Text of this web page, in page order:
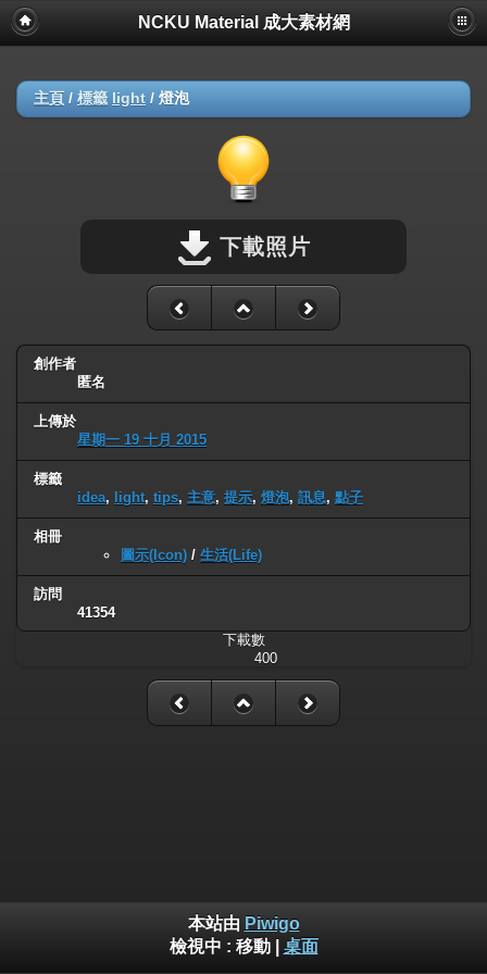
NCKU Material 成大素材網
主頁 / 標籤 light / 燈泡
下載照片
創作者
匿名
上傳於
星期一 19 十月 2015
標籤
idea, light, tips, 主意, 提示, 燈泡, 訊息, 點子
相冊
圖示(Icon) / 生活(Life)
訪問
41354
下載數
400
本站由 Piwigo
檢視中 : 移動| 桌面